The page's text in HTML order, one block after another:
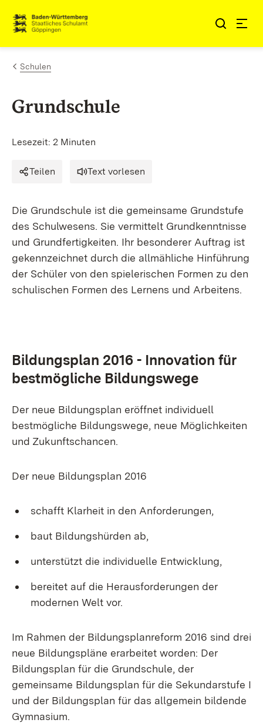
Zum Inhalt springen
Link zur Startseite
Schulen
Grundschule
Lesezeit: 2 Minuten
Teilen Text vorlesen
Die Grundschule ist die gemeinsame Grundstufe
des Schulwesens. Sie vermittelt Grundkenntnisse
und Grundfertigkeiten. Ihr besonderer Auftrag ist
gekennzeichnet durch die allmähliche Hinführung
der Schüler von den spielerischen Formen zu den
schulischen Formen des Lernens und Arbeitens.
Bildungsplan 2016 - Innovation für
bestmögliche Bildungswege
Der neue Bildungsplan eröffnet individuell
bestmögliche Bildungswege, neue Möglichkeiten
und Zukunftschancen.
Der neue Bildungsplan 2016
schafft Klarheit in den Anforderungen,
baut Bildungshürden ab,
unterstützt die individuelle Entwicklung,
bereitet auf die Herausforderungen der
modernen Welt vor.
Im Rahmen der Bildungsplanreform 2016 sind drei
neue Bildungspläne erarbeitet worden: Der
Bildungsplan für die Grundschule, der
gemeinsame Bildungsplan für die Sekundarstufe I
und der Bildungsplan für das allgemein bildende
Gymnasium.